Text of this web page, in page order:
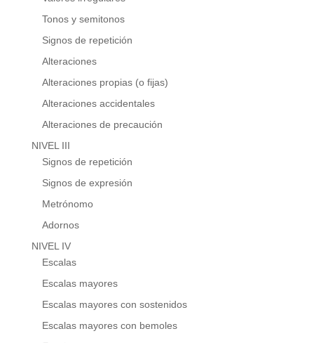
Tonos y semitonos
Signos de repetición
Alteraciones
Alteraciones propias (o fijas)
Alteraciones accidentales
Alteraciones de precaución
NIVEL III
Signos de repetición
Signos de expresión
Metrónomo
Adornos
NIVEL IV
Escalas
Escalas mayores
Escalas mayores con sostenidos
Escalas mayores con bemoles